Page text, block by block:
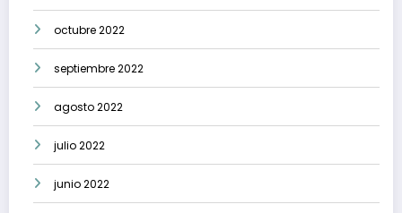
octubre 2022
septiembre 2022
agosto 2022
julio 2022
junio 2022